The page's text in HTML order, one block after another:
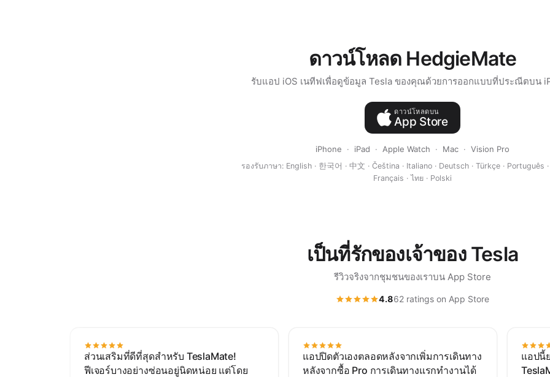
ดาวน์โหลด HedgieMate
รับแอป iOS เนทีฟเพื่อดูข้อมูล Tesla ของคุณด้วยการออกแบบที่ประณีตบน
ดาวน์โหลดบน
App Store
iPhone · iPad · Apple Watch · Mac · Vision Pro
รองรับภาษา: English · 한국어 · 中文 · Čeština · Italiano · Deutsch · Türkçe · Português
Français · ไทย · Polski
เป็นที่รักของเจ้าของ Tesla
รีวิวจริงจากชุมชนของเราบน App Store
4.862 ratings on App Store
ส่วนเสริมที่ดีที่สุดสำหรับ TeslaMate!
ฟีเจอร์บางอย่างซ่อนอยู่นิดหน่อย แต่โดย
แอปปิดตัวเองตลอดหลังจากเพิ่มการเดินทาง
หลังจากซื้อ Pro การเดินทางแรกทำงานได้
แอปนี้